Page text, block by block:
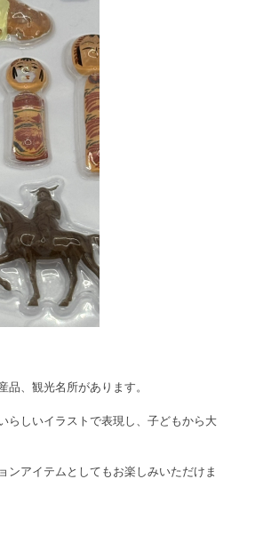
、観光名所があります。
らしいイラストで表現し、子どもから大
ンアイテムとしてもお楽しみいただけま